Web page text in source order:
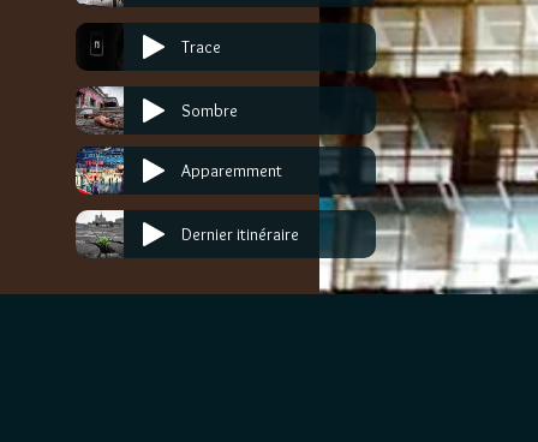
Trace
Sombre
Apparemment
Dernier itinéraire